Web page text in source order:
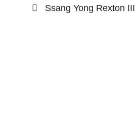
Ssang Yong Rexton III